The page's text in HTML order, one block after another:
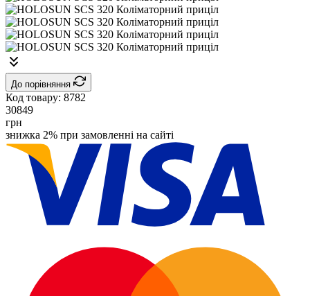
До порівняння
Код товару: 8782
30849
грн
знижка 2% при замовленні на сайті